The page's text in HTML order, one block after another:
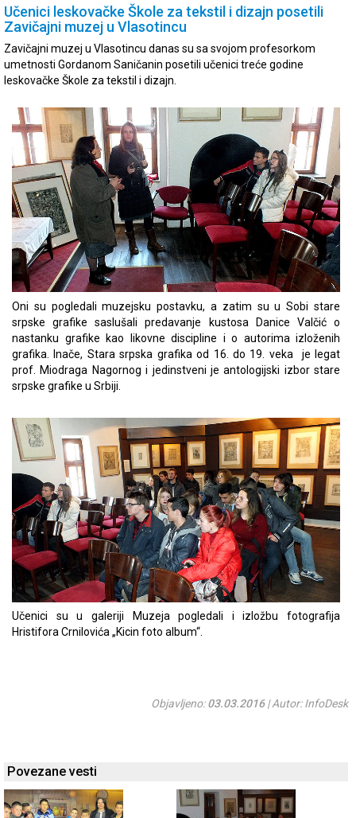
Učenici leskovačke Škole za tekstil i dizajn posetili
Zavičajni muzej u Vlasotincu
Zavičajni muzej u Vlasotincu danas su sa svojom profesorkom
umetnosti Gordanom Saničanin posetili učenici treće godine
leskovačke Škole za tekstil i dizajn.
Oni su pogledali muzejsku postavku, a zatim su u Sobi stare
srpske grafike saslušali predavanje kustosa Danice Valčić o
nastanku grafike kao likovne discipline i o autorima izloženih
grafika. Inače, Stara srpska grafika od 16. do 19. veka je legat
prof. Miodraga Nagornog i jedinstveni je antologijski izbor stare
srpske grafike u Srbiji.
Učenici su u galeriji Muzeja pogledali i izložbu fotografija
Hristifora Crnilovića „Kicin foto album“.
Objavljeno:03.03.2016| Autor: InfoDesk
Povezane vesti